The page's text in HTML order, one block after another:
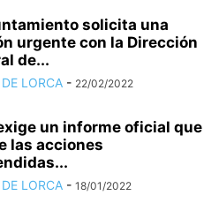
solicita una
urgente con la Dirección
de...
LORCA - 22/02/2022
un informe oficial que
las acciones
LORCA - 18/01/2022